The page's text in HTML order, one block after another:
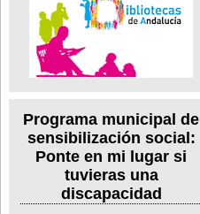
Programa municipal de
sensibilización social:
Ponte en mi lugar si
tuvieras una
discapacidad